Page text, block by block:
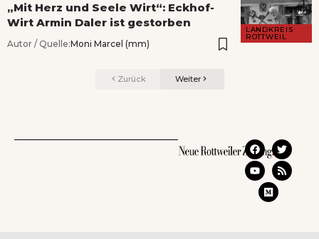
LANDKREIS
ROTTWEIL
„Mit Herz und Seele Wirt“: Eckhof-
Wirt Armin Daler ist gestorben
Autor / Quelle:Moni Marcel (mm)
Zurück Weiter